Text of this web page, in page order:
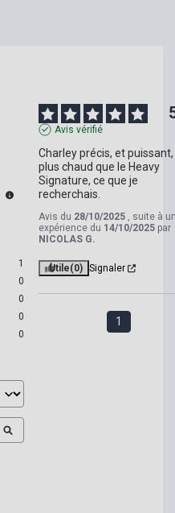
1
0
0
0
0
Avis vérifié
Charley précis, et
plus chaud que le Heavy
Signature, ce que je
recherchais.
Avis du 28/10/2025 , suite à
expérience du 14/10/2025 par
NICOLAS G.
Utile(0) Signaler
1